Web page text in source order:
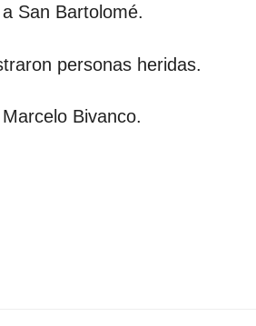
San Bartolomé.
personas heridas.
Bivanco.